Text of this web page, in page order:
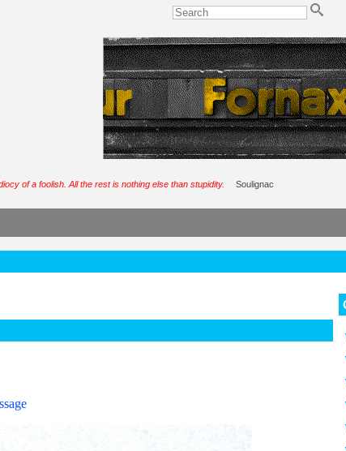
of a foolish. All the rest is nothing else than stupidity. Soulignac